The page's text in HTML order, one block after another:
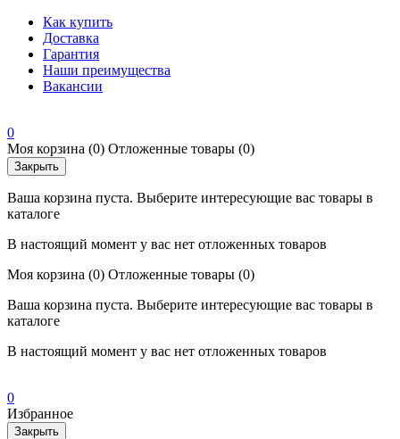
Как купить
Доставка
Гарантия
Наши преимущества
Вакансии
0
Моя корзина (0) Отложенные товары (0)
Закрыть
Ваша корзина пуста. Выберите интересующие вас товары в
каталоге
В настоящий момент у вас нет отложенных товаров
Моя корзина (0) Отложенные товары (0)
Ваша корзина пуста. Выберите интересующие вас товары в
каталоге
В настоящий момент у вас нет отложенных товаров
0
Избранное
Закрыть